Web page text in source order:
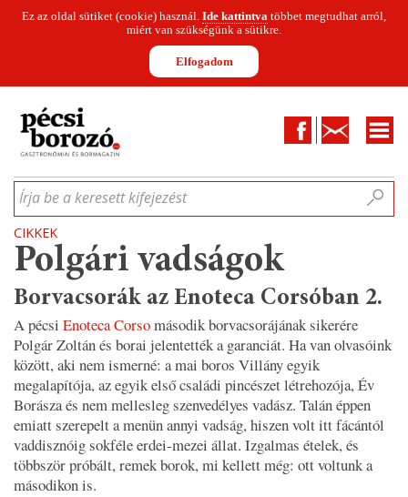
Ez az oldal sütiket (cookie) használ. Ide kattintva többet megtudhat arról,
miért van szükségünk a sütikre.
Elfogadom
FacebookKapcsolat
CIKKEKHÍREKINFOGRAFIKÁKMUNKATÁRSAKWINESOFA
Írja be a keresett kifejezést
CIKKEK
Polgári vadságok
Borvacsorák az Enoteca Corsóban 2.
A pécsi Enoteca Corsomásodik borvacsorájának sikerére
Polgár Zoltán és borai jelentették a garanciát. Ha van olvasóink
között, aki nem ismerné: a mai boros Villány egyik
megalapítója, az egyik első családi pincészet létrehozója, Év
Borásza és nem mellesleg szenvedélyes vadász. Talán éppen
emiatt szerepelt a menün annyi vadság, hiszen volt itt fácántól
vaddisznóig sokféle erdei-mezei állat. Izgalmas ételek, és
többször próbált, remek borok, mi kellett még: ott voltunk a
másodikon is.